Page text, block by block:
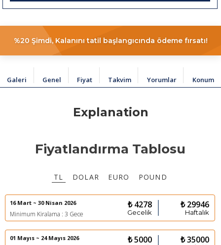
%20 Şimdi, Kalanını tatil başlangıcında ödeme fırsatı!
Galeri Genel Fiyat Takvim Yorumlar Konum
Explanation
Fiyatlandırma Tablosu
TL DOLAR EURO POUND
16 Mart ~ 30 Nisan 2026
Minimum Kiralama : 3 Gece
₺ 4278
Gecelik
₺ 29946
Haftalık
01 Mayıs ~ 24 Mayıs 2026 ₺ 5000 ₺ 35000